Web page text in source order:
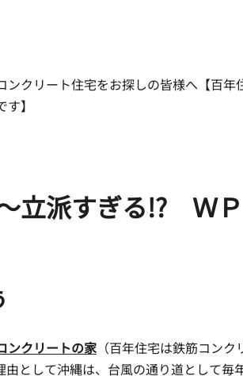
クリート住宅をお探しの皆様へ【百年
】
立派すぎる!? Ｗ
ンクリートの家 （百年住宅は鉄筋コン
として沖縄は、台風の通り道として毎